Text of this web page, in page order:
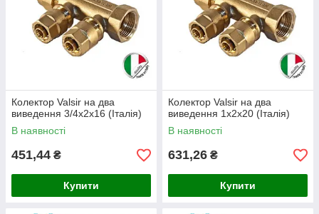
одному місці
Наявність замку виключає будь-яке несанкціоноване
проникнення
Шафи мають привабливий естетичний вигляд, що
дозволяє вписати їх в будь-який вид інтер'єру
Біле покриття залишає варіанти до додаткового
декорування під особливості інтер'єру
Колектор Valsir на два
виведення 3/4х2х16 (Італія)
В наявності
451,44 ₴
Купити
Колектор Valsir на два
виведення 1х2х20 (Італія)
В наявності
631,26 ₴
Купити